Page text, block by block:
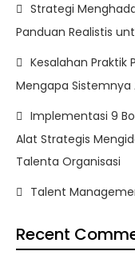
Strategi
Panduan Realistis
Kesalahan Praktik
Mengapa Sistemnya
Implementasi 9
Alat Strategis
Talenta Organisasi
Talent
Recent